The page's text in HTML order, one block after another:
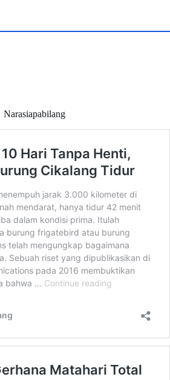
Narasiapabilang